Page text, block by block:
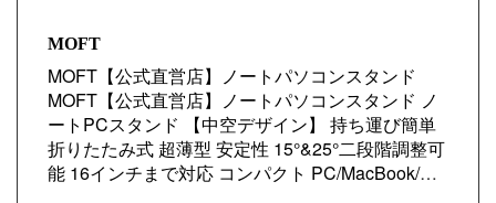
MOFT
MOFT【公式直営店】ノートパソコンスタンド
MOFT【公式直営店】ノートパソコンスタンド ノ
ートPCスタンド 【中空デザイン】 持ち運び簡単
折りたたみ式 超薄型 安定性 15°&25°二段階調整可
能 16インチまで対応 コンパクト PC/MacBook/ラ